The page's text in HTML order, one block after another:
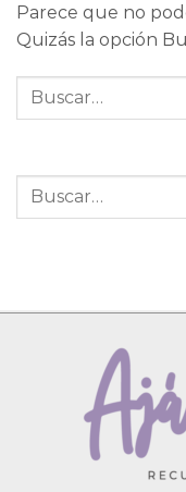
Parece que no
Quizás la opción